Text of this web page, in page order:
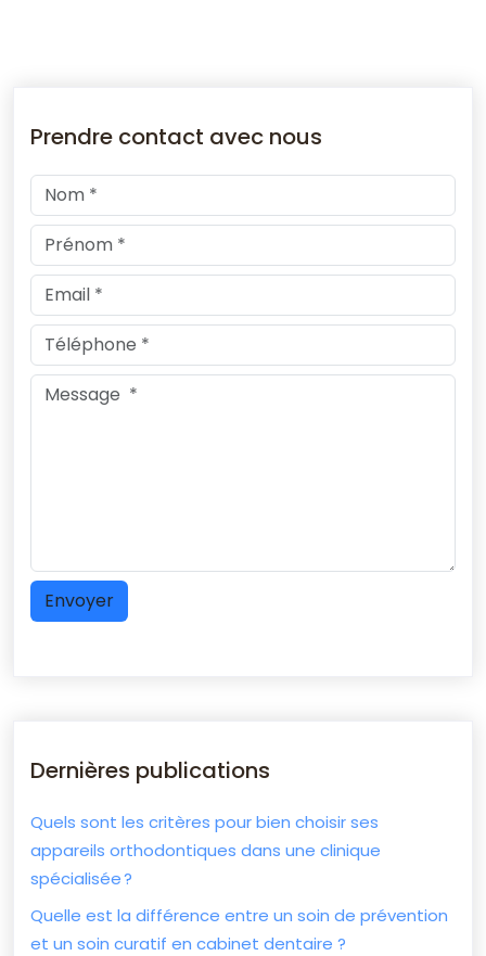
Prendre contact avec nous
Dernières publications
Quels sont les critères pour bien choisir ses
appareils orthodontiques dans une clinique
spécialisée ?
Quelle est la différence entre un soin de prévention
et un soin curatif en cabinet dentaire ?